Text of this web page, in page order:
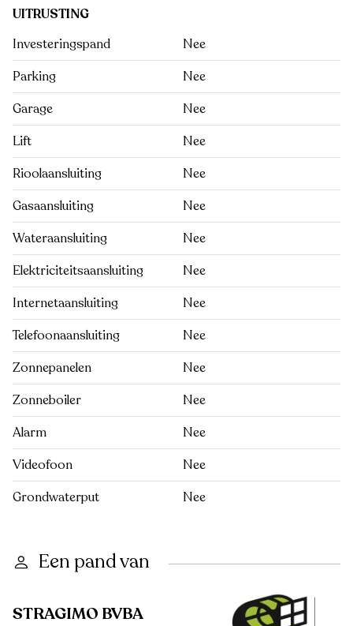
UITRUSTING
Investeringspand
Nee
Parking
Nee
Garage
Nee
Lift
Nee
Rioolaansluiting
Nee
Gasaansluiting
Nee
Wateraansluiting
Nee
Elektriciteitsaansluiting
Nee
Internetaansluiting
Nee
Telefoonaansluiting
Nee
Zonnepanelen
Nee
Zonneboiler
Nee
Alarm
Nee
Videofoon
Nee
Grondwaterput
Nee
Een pand van
STRAGIMO BVBA